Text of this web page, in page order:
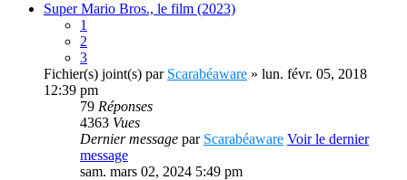
Super Mario Bros., le film (2023)
1
2
3
Fichier(s) joint(s) par Scarabéaware » lun. févr. 05, 2018
12:39 pm
79 Réponses
4363 Vues
Dernier message par Scarabéaware Voir le dernier
message
sam. mars 02, 2024 5:49 pm